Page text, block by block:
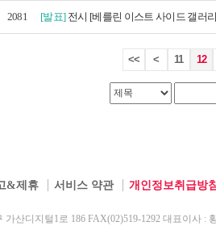
2081 [발표] 전시 [베를린 이스트 사이드 갤러
<< < 11 12